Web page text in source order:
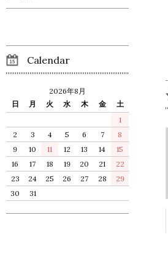
Calendar
2026年8月
日
月 火 水 木 金
土
1
2
3 4 5 6 7
8
9
10 11 12 13 14
15
16
17 18 19 20 21
22
23
24 25 26 27 28
29
30
31